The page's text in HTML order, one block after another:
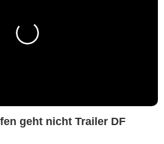
geht nicht Trailer DF